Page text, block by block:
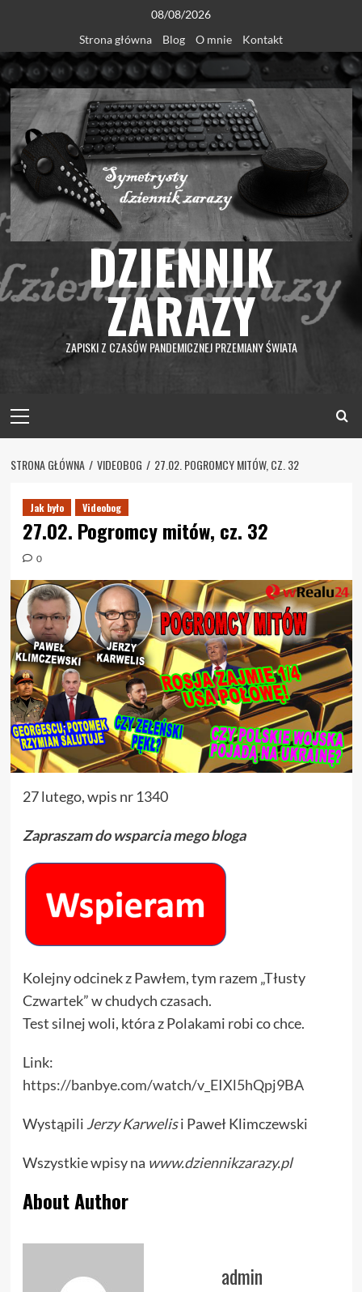
content
08/08/2026
Strona główna
Blog O mnie Kontakt
DZIENNIK
ZARAZY
ZAPISKI Z CZASÓW PANDEMICZNEJ PRZEMIANY ŚWIATA
Menu
STRONA GŁÓWNA VIDEOBOG 27.02. POGROMCY MITÓW, CZ. 32
Jak było Videobog
27.02. Pogromcy mitów, cz. 32
0
27 lutego, wpis nr 1340
Zapraszam do wsparcia mego bloga
Kolejny odcinek z Pawłem, tym razem „Tłusty
Czwartek” w chudych czasach.
Test silnej woli, która z Polakami robi co chce.
Link:
https://banbye.com/watch/v_EIXl5hQpj9BA
Wystąpili Jerzy Karwelisi Paweł Klimczewski
Wszystkie wpisy na www.dziennikzarazy.pl
About Author
admin